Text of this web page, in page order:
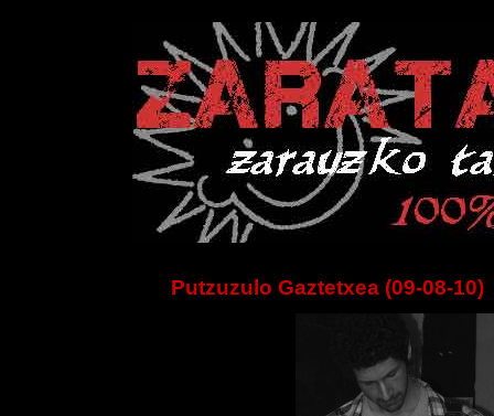
Putzuzulo Gaztetxea (09-08-10)